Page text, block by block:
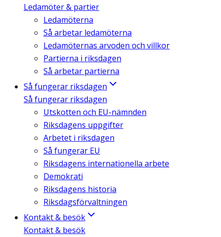
Ledamöter & partier
Ledamöterna
Så arbetar ledamöterna
Ledamöternas arvoden och villkor
Partierna i riksdagen
Så arbetar partierna
Så fungerar riksdagen
Så fungerar riksdagen
Utskotten och EU-nämnden
Riksdagens uppgifter
Arbetet i riksdagen
Så fungerar EU
Riksdagens internationella arbete
Demokrati
Riksdagens historia
Riksdagsförvaltningen
Kontakt & besök
Kontakt & besök